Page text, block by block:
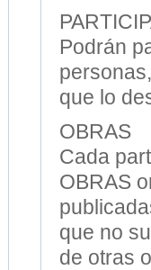
Podrán
que lo
OBRAS
Cada
OBRAS
que no
de otras